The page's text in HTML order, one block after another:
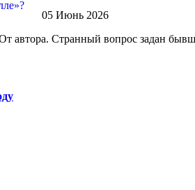
05 Июнь 2026
автора. Странный вопрос задан